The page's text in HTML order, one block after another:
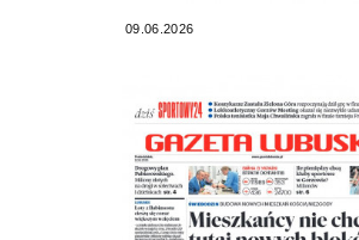
09.06.2026